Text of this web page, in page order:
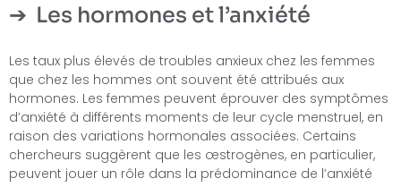
Les hormones et l’anxiété
Les taux plus élevés de troubles anxieux chez les femmes
que chez les hommes ont souvent été attribués aux
hormones. Les femmes peuvent éprouver des symptômes
d’anxiété à différents moments de leur cycle menstruel, en
raison des variations hormonales associées. Certains
chercheurs suggèrent que les œstrogènes, en particulier,
peuvent jouer un rôle dans la prédominance de l’anxiété